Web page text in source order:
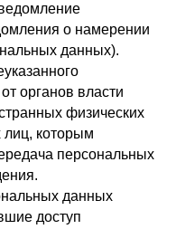
о намерении
данных).
органов власти
физических
лиц, которым
персональных
данных
доступ